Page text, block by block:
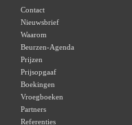
Contact
Nieuwsbrief
Waarom
Beurzen-Agenda
Prijzen
Prijsopgaaf
Boekingen
Vroegboeken
Partners
Referenties